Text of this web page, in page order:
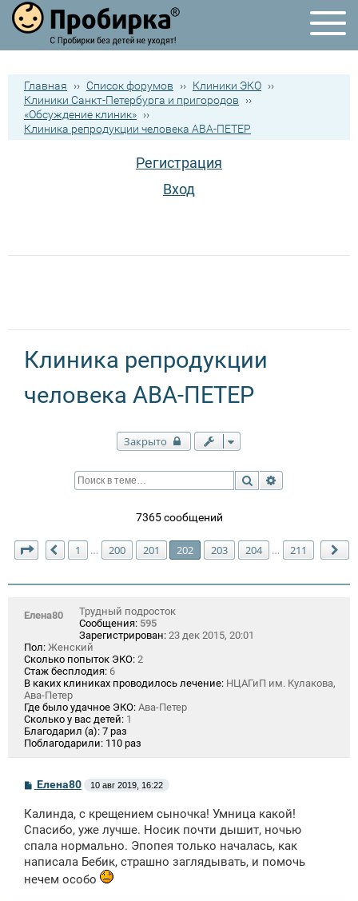
Главная ›› Список форумов ›› Клиники ЭКО ››
Клиники Санкт-Петербурга и пригородов
››
«Обсуждение клиник» ››
Клиника репродукции человека АВА-ПЕТЕР
Регистрация
Вход
Клиника репродукции
человека АВА-ПЕТЕР
Закрыто
Поиск
7365 сообщений
Страница 202 из211
Пред.
1 … 200 201 202 203 204 … 211
Елена80
Трудный подросток
Сообщения: 595
Зарегистрирован: 23 дек 2015, 20:01
Пол: Женский
Сколько попыток ЭКО: 2
Стаж бесплодия: 6
В каких клиниках проводилось лечение: НЦАГиП им. Кулакова,
Ава-Петер
Где было удачное ЭКО: Ава-Петер
Сколько у вас детей: 1
Благодарил (а): 7 раз
Поблагодарили: 110 раз
С
б
щ
н
и
Елена80 10 авг 2019, 16:22
Калинда, с крещением сыночка! Умница какой!
Спасибо, уже лучше. Носик почти дышит, ночью
спала нормально. Эпопея только началась, как
написала Бебик, страшно заглядывать, и помочь
нечем особо